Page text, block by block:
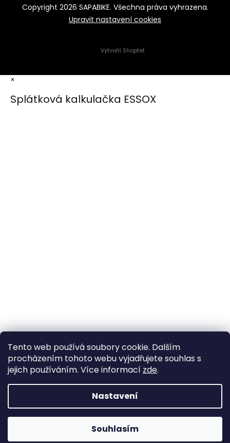
Tento web používá soubory cookie. Dalším
procházením tohoto webu vyjadřujete souhlas s
jejich používáním. Více informací zde.
Nastavení
Souhlasím
Vytvořil Shoptet
Copyright 2026 SAPABIKE. Všechna práva vyhrazena.
Upravit nastavení cookies
×
Splátková kalkulačka ESSOX